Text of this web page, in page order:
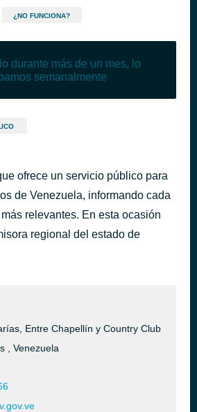
¿NO FUNCIONA?
durante más de un mes, lo
semanalmente
ofrece un servicio público para
de Venezuela, informando cada
relevantes. En esta ocasión
regional del estado de
Entre Chapellín y Country Club
, Venezuela